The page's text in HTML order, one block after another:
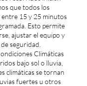
que todos los
entre 15 y 25 minutos
Esto permite
ajustar el equipo y
seguridad.
Climáticas
bajo sol o lluvia,
climáticas se tornan
fuertes u otros